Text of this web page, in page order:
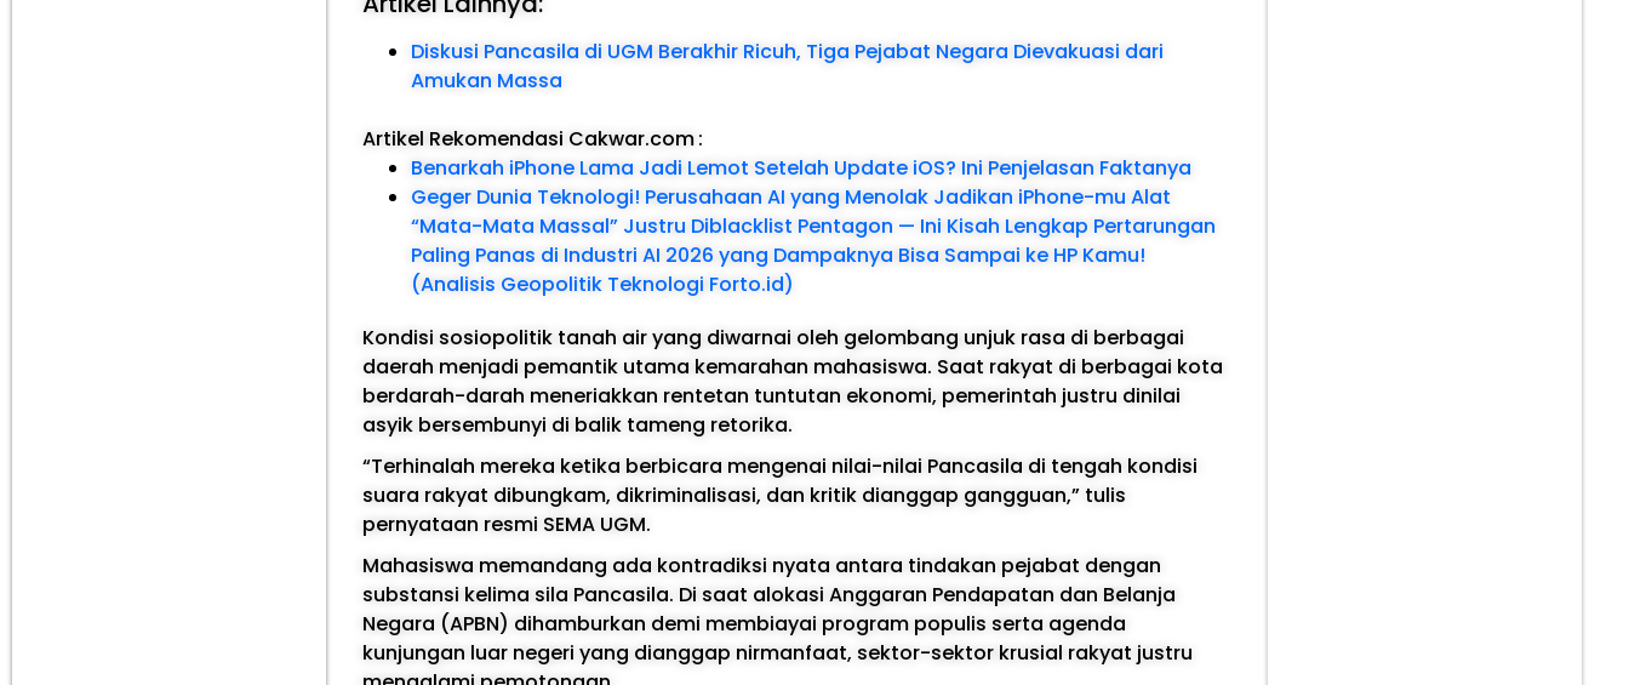
Diskusi Pancasila di UGM Berakhir Ricuh, Tiga Pejabat Negara Dievakuasi dari
Amukan Massa
Artikel Rekomendasi Cakwar.com:
Benarkah iPhone Lama Jadi Lemot Setelah Update iOS? Ini Penjelasan Faktanya
Geger Dunia Teknologi! Perusahaan AI yang Menolak Jadikan iPhone-mu Alat
“Mata-Mata Massal” Justru Diblacklist Pentagon — Ini Kisah Lengkap Pertarungan
Paling Panas di Industri AI 2026 yang Dampaknya Bisa Sampai ke HP Kamu!
(Analisis Geopolitik Teknologi Forto.id)
Kondisi sosiopolitik tanah air yang diwarnai oleh gelombang unjuk rasa di berbagai
daerah menjadi pemantik utama kemarahan mahasiswa. Saat rakyat di berbagai kota
berdarah-darah meneriakkan rentetan tuntutan ekonomi, pemerintah justru dinilai
asyik bersembunyi di balik tameng retorika.
“Terhinalah mereka ketika berbicara mengenai nilai-nilai Pancasila di tengah kondisi
suara rakyat dibungkam, dikriminalisasi, dan kritik dianggap gangguan,” tulis
pernyataan resmi SEMA UGM.
Mahasiswa memandang ada kontradiksi nyata antara tindakan pejabat dengan
substansi kelima sila Pancasila. Di saat alokasi Anggaran Pendapatan dan Belanja
Negara (APBN) dihamburkan demi membiayai program populis serta agenda
kunjungan luar negeri yang dianggap nirmanfaat, sektor-sektor krusial rakyat justru